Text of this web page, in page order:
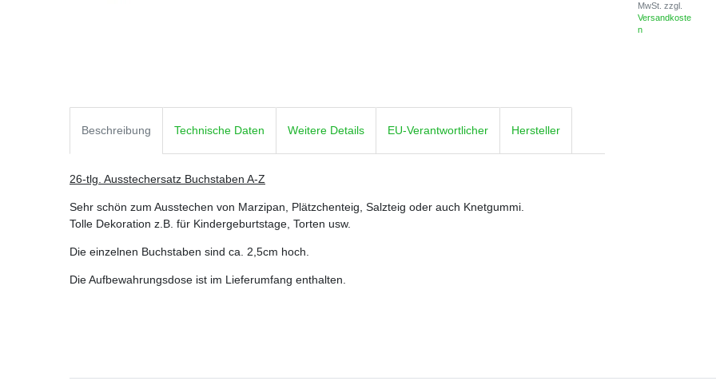
MwSt. zzgl.
Versandkoste
n
Beschreibung Technische Daten Weitere Details EU-Verantwortlicher Hersteller
26-tlg. Ausstechersatz Buchstaben A-Z
Sehr schön zum Ausstechen von Marzipan, Plätzchenteig, Salzteig oder auch Knetgummi.
Tolle Dekoration z.B. für Kindergeburtstage, Torten usw.
Die einzelnen Buchstaben sind ca. 2,5cm hoch.
Die Aufbewahrungsdose ist im Lieferumfang enthalten.